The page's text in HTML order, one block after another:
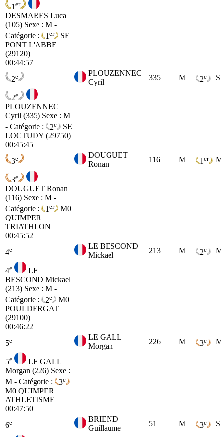
1 er
DESMARES Luca
(105) Sexe : M -
Catégorie :
1 er
SE
PONT L'ABBE
(29120)
00:44:57
2e
PLOUZENNEC
Cyril
335 M 2e
2e
PLOUZENNEC
Cyril (335) Sexe : M
- Catégorie :
2e
SE
LOCTUDY (29750)
00:45:45
3e
DOUGUET
Ronan
116 M 1 er
3e
DOUGUET Ronan
(116) Sexe : M -
Catégorie :
1 er
M0
QUIMPER
TRIATHLON
00:45:52
4e
LE BESCOND
Mickael
213 M 2e
4e
LE
BESCOND Mickael
(213) Sexe : M -
Catégorie :
2e
M0
POULDERGAT
(29100)
00:46:22
5e
LE GALL
Morgan
226 M 3e
5e
LE GALL
Morgan (226) Sexe :
M - Catégorie :
3e
M0 QUIMPER
ATHLETISME
00:47:50
6e
BRIEND
Guillaume
51 M 3e